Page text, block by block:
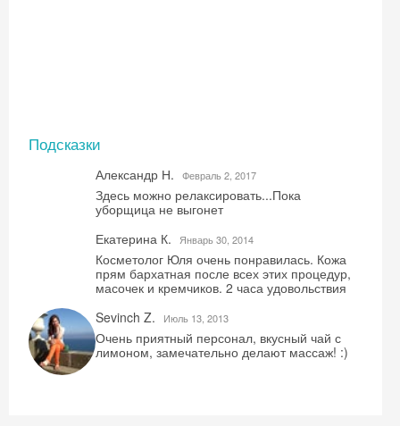
Подсказки
Александр Н. Февраль 2, 2017
Здесь можно релаксировать...Пока
уборщица не выгонет
Екатерина К.
Январь 30, 2014
Косметолог Юля очень понравилась. Кожа
прям бархатная после всех этих процедур,
масочек и кремчиков. 2 часа удовольствия
Sevinch Z.
Июль 13, 2013
Очень приятный персонал, вкусный чай с
лимоном, замечательно делают массаж! :)